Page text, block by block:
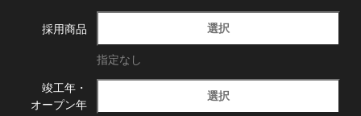
採用商品 選択
指定なし
竣工年・
オープン年
選択